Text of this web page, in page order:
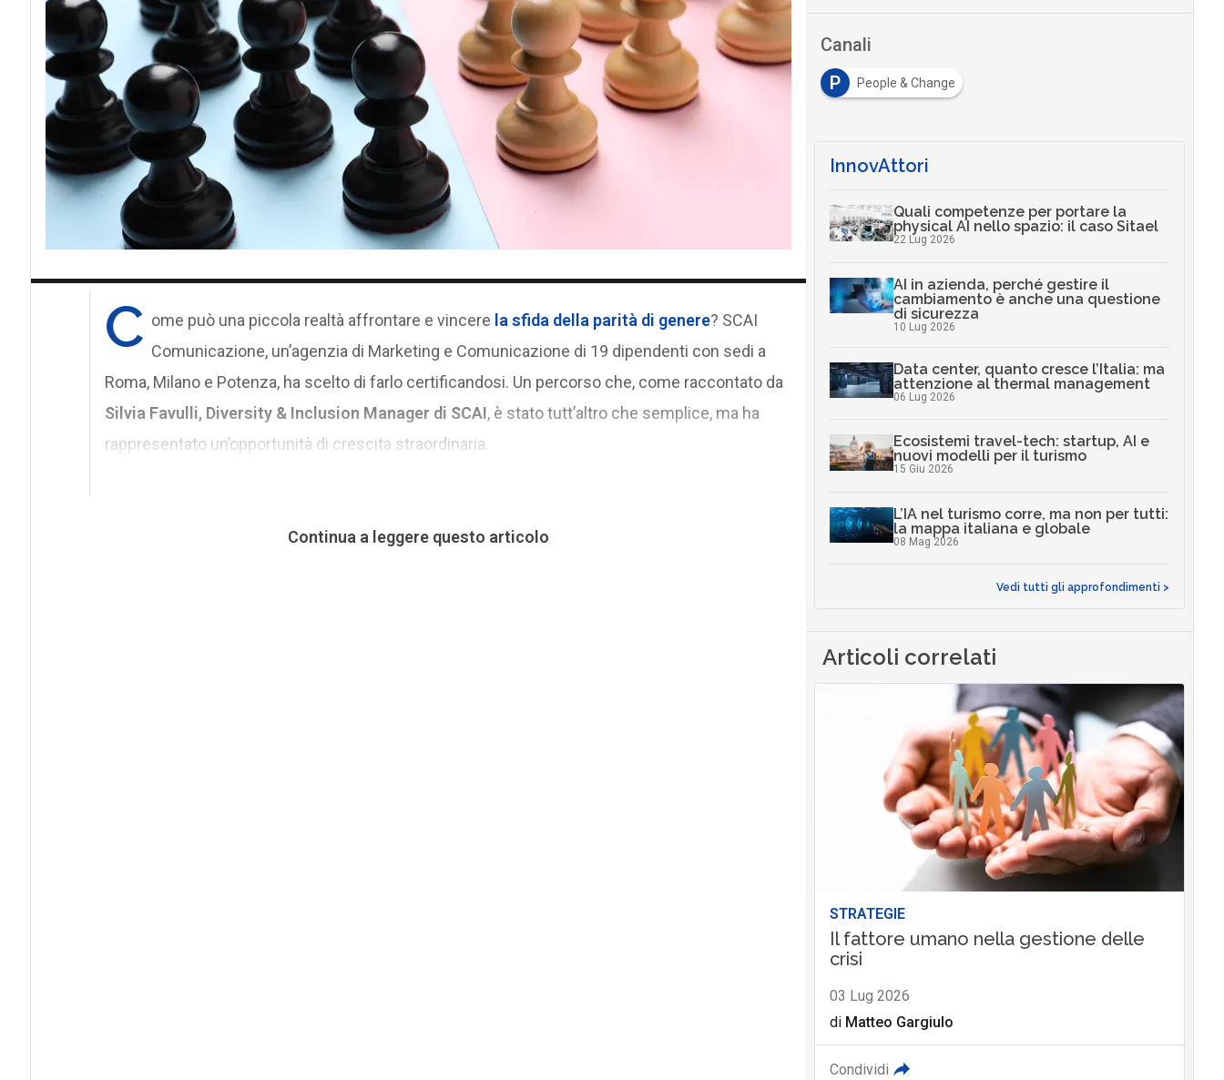
C ome può una piccola realtà affrontare e vincere la sfida della parità di genere? SCAI
Comunicazione, un’agenzia di Marketing e Comunicazione di 19 dipendenti con sedi a
Roma, Milano e Potenza, ha scelto di farlo certificandosi. Un percorso che, come raccontato da
Silvia Favulli, Diversity & Inclusion Manager di SCAI, è stato tutt’altro che semplice, ma ha
rappresentato un’opportunità di crescita straordinaria.
Continua a leggere questo articolo
Canali
P
People & Change
InnovAttori
Quali competenze per portare la
physical AI nello spazio: il caso Sitael
22 Lug 2026
AI in azienda, perché gestire il
cambiamento è anche una questione
di sicurezza
10 Lug 2026
Data center, quanto cresce l’Italia: ma
attenzione al thermal management
06 Lug 2026
Ecosistemi travel-tech: startup, AI e
nuovi modelli per il turismo
15 Giu 2026
L’IA nel turismo corre, ma non per tutti:
la mappa italiana e globale
08 Mag 2026
Vedi tutti gli approfondimenti >
Articoli correlati
STRATEGIE
Il fattore umano nella gestione delle
crisi
03 Lug 2026
di Matteo Gargiulo
Condividi